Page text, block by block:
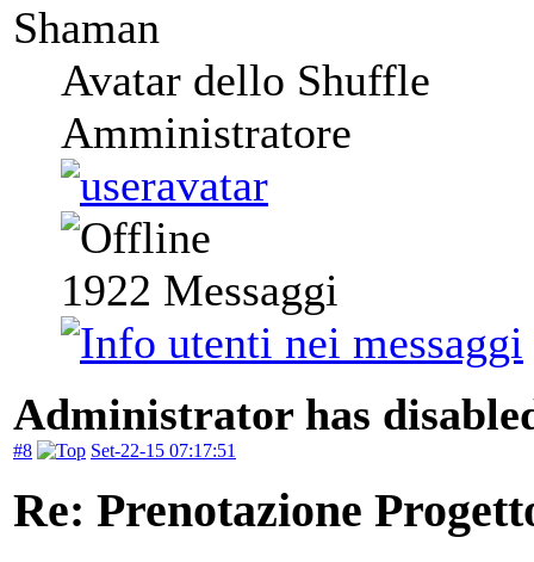
Shaman
Avatar dello Shuffle
Amministratore
1922 Messaggi
Administrator has
#8 Set-22-15 07:17:51
Re: Prenotazione